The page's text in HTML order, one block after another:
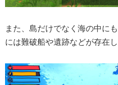
また、島だけでなく海の中に
には難破船や遺跡などが存在し